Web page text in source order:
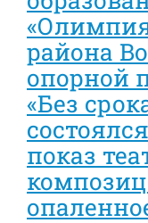
района
опорной
«Без
показ